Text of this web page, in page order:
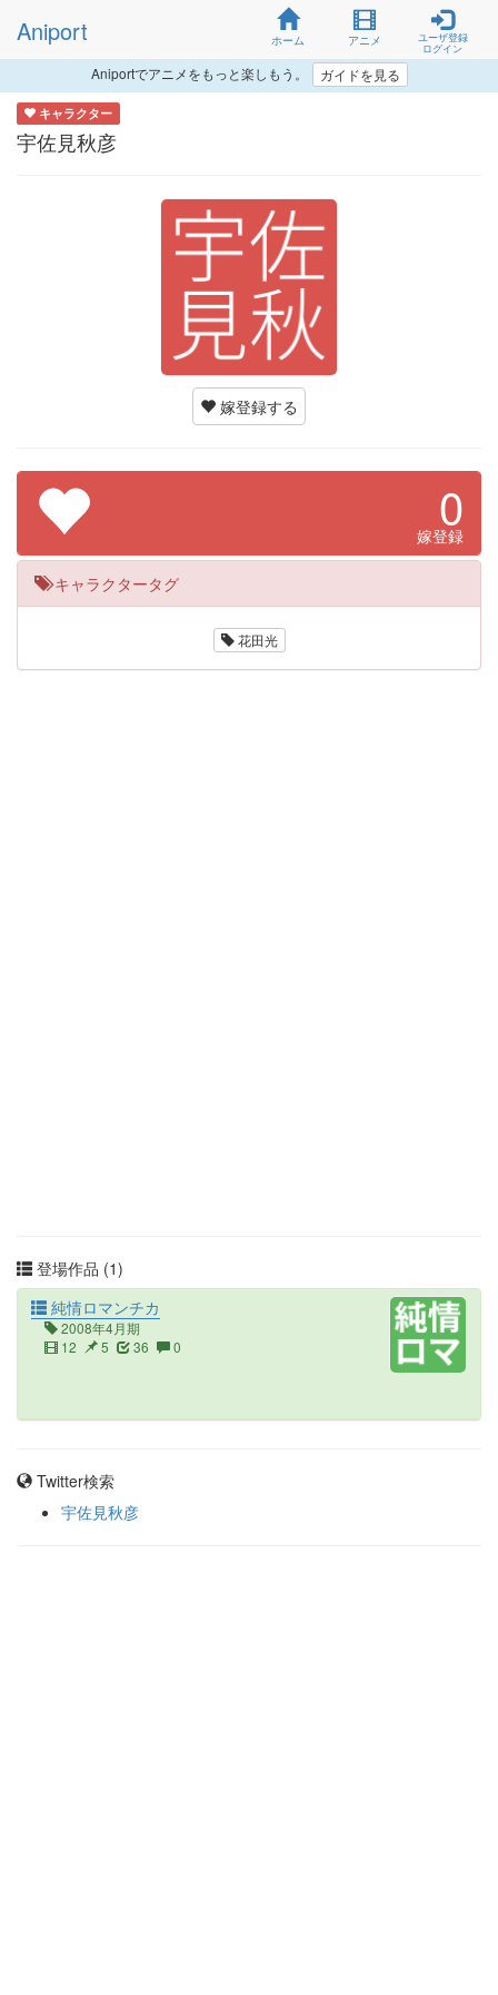
Aniport ホーム アニメ
ユーザ登録
ログイン
Aniportでアニメをもっと楽しもう。 ガイドを見る
キャラクター
宇佐見秋彦
嫁登録する
0
嫁登録
キャラクタータグ
花田光
登場作品 (1)
純情ロマンチカ
2008年4月期
12
5 36 0
Twitter検索
宇佐見秋彦